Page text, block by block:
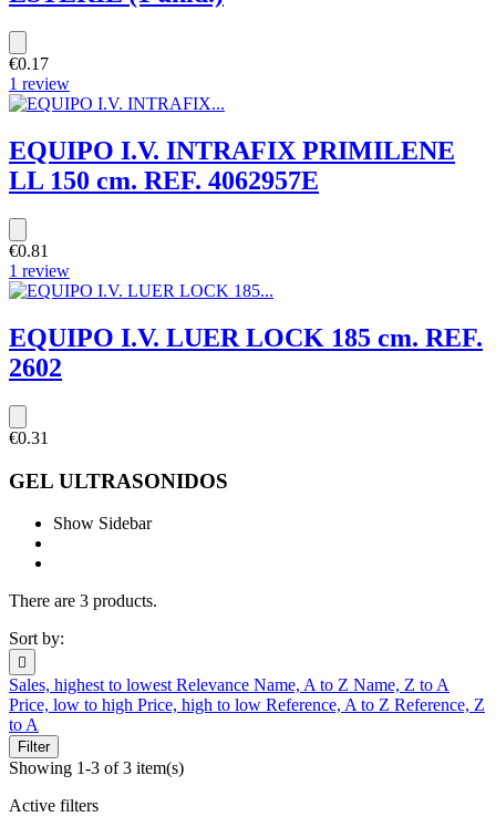
€0.17
1 review
EQUIPO I.V. INTRAFIX PRIMILENE
LL 150 cm. REF. 4062957E
€0.81
1 review
EQUIPO I.V. LUER LOCK 185 cm. REF.
2602
€0.31
GEL ULTRASONIDOS
Show Sidebar
There are 3 products.
Sort by:

Sales, highest to lowest Relevance Name, A to Z Name, Z to A
Price, low to high Price, high to low Reference, A to Z Reference, Z
to A
Filter
Showing 1-3 of 3 item(s)
Active filters